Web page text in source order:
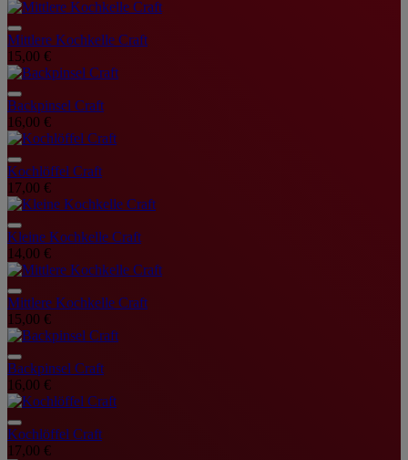
Mittlere Kochkelle Craft
15,00 €
Backpinsel Craft
16,00 €
Kochlöffel Craft
17,00 €
Kleine Kochkelle Craft
14,00 €
Mittlere Kochkelle Craft
15,00 €
Backpinsel Craft
16,00 €
Kochlöffel Craft
17,00 €